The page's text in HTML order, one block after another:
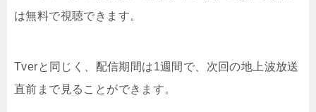
は無料で視聴できます。
Tverと同じく、配信期間は1週間で、次回の地上波放送
直前まで見ることができます。